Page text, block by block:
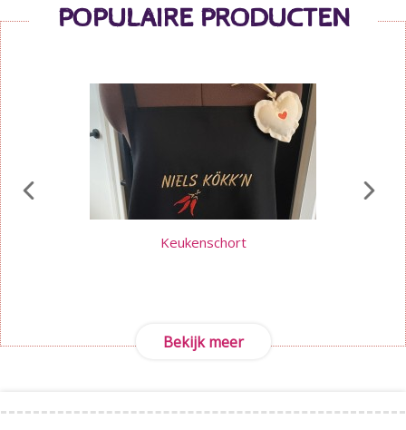
POPULAIRE PRODUCTEN
Keukenschort
Bekijk meer